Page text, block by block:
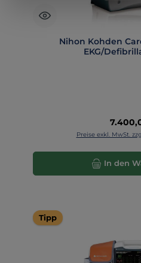
Nihon Kohden
EKG/
Preise exkl. MwSt.
In den
Tipp